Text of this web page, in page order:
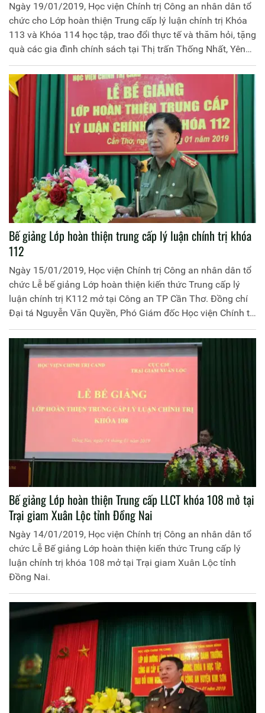
Ngày 19/01/2019, Học viện Chính trị Công an nhân dân tổ
chức cho Lớp hoàn thiện Trung cấp lý luận chính trị Khóa
113 và Khóa 114 học tập, trao đổi thực tế và thăm hỏi, tặng
quà các gia đình chính sách tại Thị trấn Thống Nhất, Yên
Định, Thanh Hóa. Đồng chí Thiếu tướng, PGS.TS Phan
Xuân Tuy, Phó Giám đốc Học viện Chính trị Công an nhân
dân làm trưởng đoàn.
Bế giảng Lớp hoàn thiện trung cấp lý luận chính trị khóa
112
Ngày 15/01/2019, Học viện Chính trị Công an nhân dân tổ
chức Lễ bế giảng Lớp hoàn thiện kiến thức Trung cấp lý
luận chính trị K112 mở tại Công an TP Cần Thơ. Đồng chí
Đại tá Nguyễn Văn Quyền, Phó Giám đốc Học viện Chính trị
Công an nhân dân chủ trì buổi lễ. Tham dự Lễ bế giảng có
Đồng chí Đại tá Nguyễn Văn Thuận, Giám đốc Công an TP
Cần Thơ, đại diện lãnh đạo một số đơn vị thuộc Học viện,
Công an TP Cần Thơ, cùng 117 học viên tham gia khóa
Bế giảng Lớp hoàn thiện Trung cấp LLCT khóa 108 mở tại
Trại giam Xuân Lộc tỉnh Đồng Nai
Ngày 14/01/2019, Học viện Chính trị Công an nhân dân tổ
chức Lễ Bế giảng Lớp hoàn thiện kiến thức Trung cấp lý
luận chính trị khóa 108 mở tại Trại giam Xuân Lộc tỉnh
Đồng Nai.